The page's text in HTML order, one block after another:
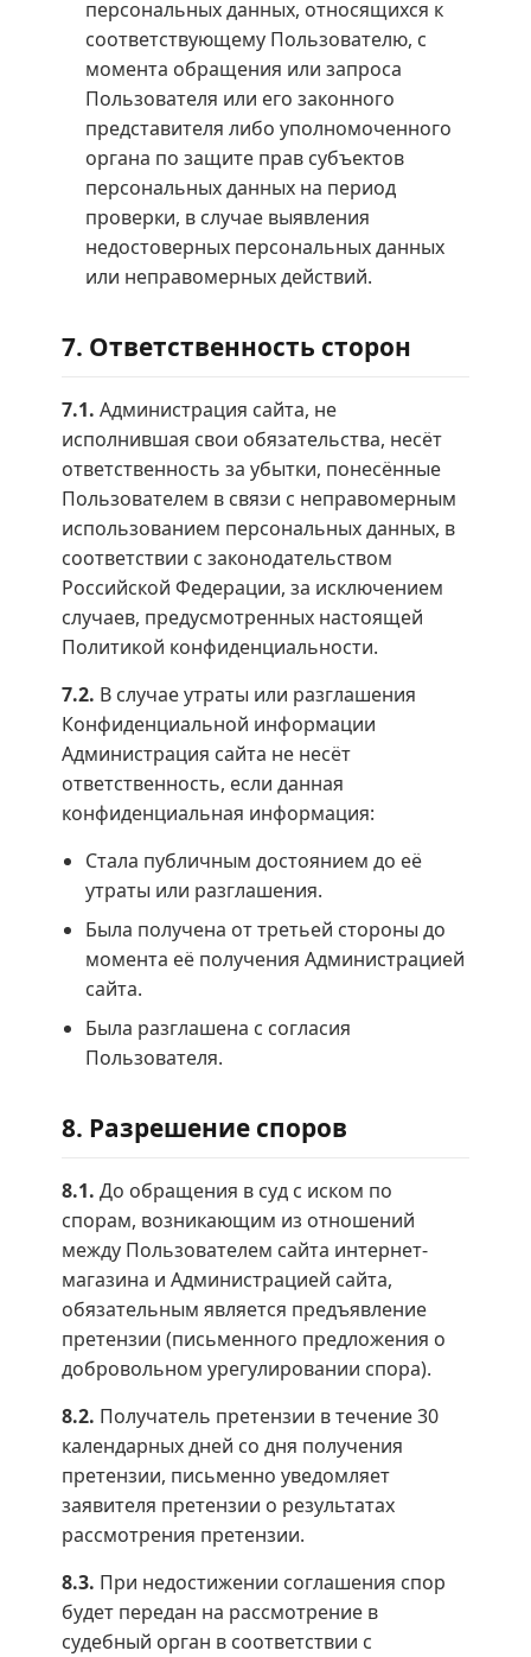
персональных данных, относящихся к
соответствующему Пользователю, с
момента обращения или запроса
Пользователя или его законного
представителя либо уполномоченного
органа по защите прав субъектов
персональных данных на период
проверки, в случае выявления
недостоверных персональных данных
или неправомерных действий.
7. Ответственность сторон
7.1. Администрация сайта, не
исполнившая свои обязательства, несёт
ответственность за убытки, понесённые
Пользователем в связи с неправомерным
использованием персональных данных, в
соответствии с законодательством
Российской Федерации, за исключением
случаев, предусмотренных настоящей
Политикой конфиденциальности.
7.2. В случае утраты или разглашения
Конфиденциальной информации
Администрация сайта не несёт
ответственность, если данная
конфиденциальная информация:
Стала публичным достоянием до её
утраты или разглашения.
Была получена от третьей стороны до
момента её получения Администрацией
сайта.
Была разглашена с согласия
Пользователя.
8. Разрешение споров
8.1. До обращения в суд с иском по
спорам, возникающим из отношений
между Пользователем сайта интернет-
магазина и Администрацией сайта,
обязательным является предъявление
претензии (письменного предложения о
добровольном урегулировании спора).
8.2. Получатель претензии в течение 30
календарных дней со дня получения
претензии, письменно уведомляет
заявителя претензии о результатах
рассмотрения претензии.
8.3. При недостижении соглашения спор
будет передан на рассмотрение в
судебный орган в соответствии с